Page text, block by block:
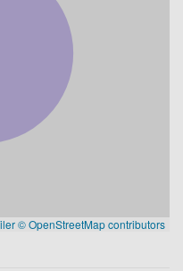
© OpenStreetMap contributors